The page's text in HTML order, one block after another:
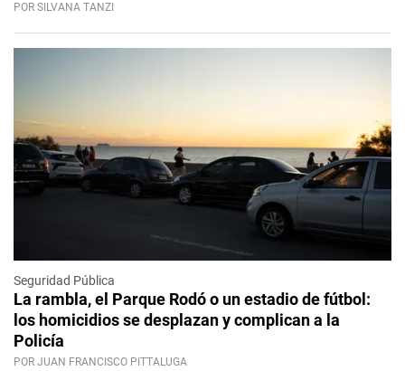
POR SILVANA TANZI
Seguridad Pública
La rambla, el Parque Rodó o un estadio de fútbol:
los homicidios se desplazan y complican a la
Policía
POR JUAN FRANCISCO PITTALUGA